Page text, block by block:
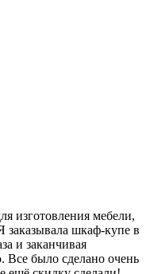
изготовления мебели,
шкаф-купе в
и заканчивая
было сделано очень